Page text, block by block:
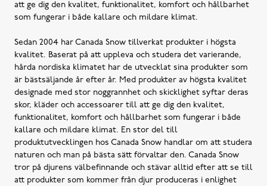
att ge dig den kvalitet, funktionalitet, komfort och hållbarhet
som fungerar i både kallare och mildare klimat.
Sedan 2004 har Canada Snow tillverkat produkter i högsta
kvalitet. Baserat på att uppleva och studera det varierande,
hårda nordiska klimatet har de utvecklat sina produkter som
är bästsäljande år efter år. Med produkter av högsta kvalitet
designade med stor noggrannhet och skicklighet syftar deras
skor, kläder och accessoarer till att ge dig den kvalitet,
funktionalitet, komfort och hållbarhet som fungerar i både
kallare och mildare klimat. En stor del till
produktutvecklingen hos Canada Snow handlar om att studera
naturen och man på bästa sätt förvaltar den. Canada Snow
tror på djurens välbefinnande och stävar alltid efter att se till
att produkter som kommer från djur produceras i enlighet